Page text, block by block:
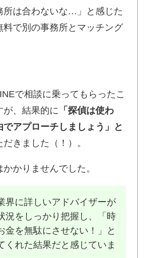
所は合わないな…」と感じた
料で別の事務所とマッチング
で相談に乗ってもらったこ
が、結果的に 「探偵は使わ
でアプローチしましょう」と
だきました（！）。
かりませんでした。
界に詳しいアドバイザーが
況をしっかり把握し、「時
金を無駄にさせない！」と
くれた結果だと感じていま